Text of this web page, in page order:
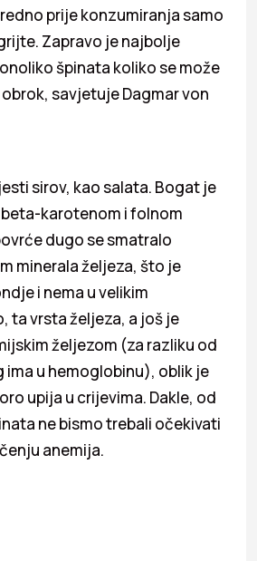
prije konzumiranja samo
Zapravo je najbolje
špinata koliko se može
savjetuje Dagmar von
sirov, kao salata. Bogat je
beta-karotenom i folnom
dugo se smatralo
minerala željeza, što je
i nema u velikim
ta vrsta željeza, a još je
željezom (za razliku od
ima u hemoglobinu), oblik je
upija u crijevima. Dakle, od
ne bismo trebali očekivati
anemija.